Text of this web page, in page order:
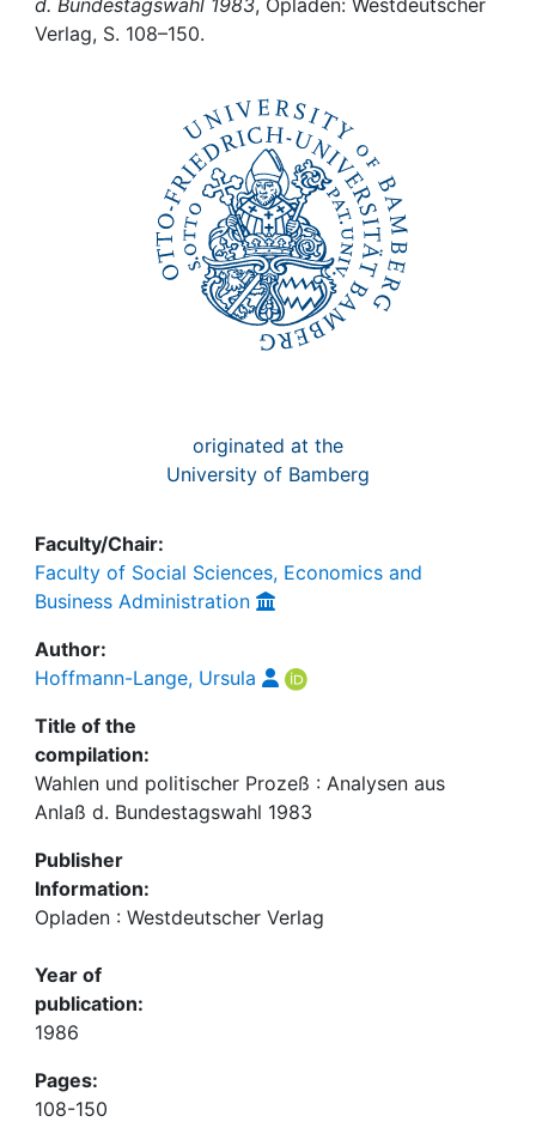
Help
d. Bundestagswahl 1983, Opladen: Westdeutscher
Verlag, S. 108–150.
originated at the
University of Bamberg
Faculty/Chair:
Faculty of Social Sciences, Economics and
Business Administration
Author:
Hoffmann-Lange, Ursula
Title of the
compilation:
Wahlen und politischer Prozeß : Analysen aus
Anlaß d. Bundestagswahl 1983
Publisher
Information:
Opladen : Westdeutscher Verlag
Year of
publication:
1986
Pages:
108-150